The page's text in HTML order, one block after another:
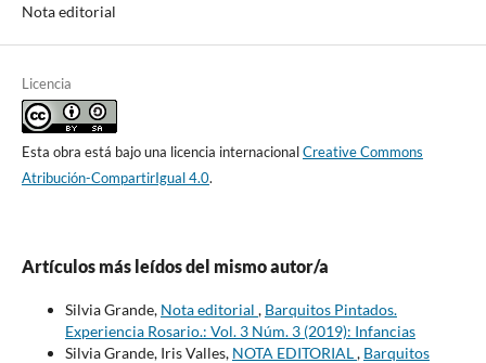
Nota editorial
Licencia
Esta obra está bajo una licencia internacionalCreative Commons
Atribución-CompartirIgual 4.0.
Artículos más leídos del mismo autor/a
Silvia Grande, Nota editorial , Barquitos Pintados.
Experiencia Rosario.: Vol. 3 Núm. 3 (2019): Infancias
Silvia Grande, Iris Valles, NOTA EDITORIAL, Barquitos